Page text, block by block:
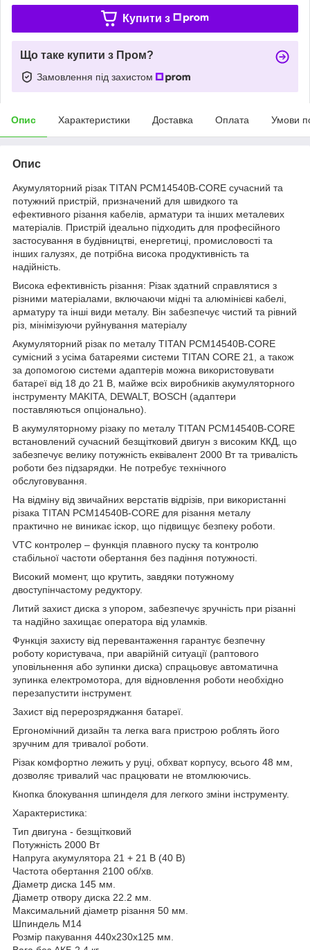
Купити з
Що таке купити з Пром?
Замовлення під захистом
Опис Характеристики Доставка Оплата Умови
Опис
Акумуляторний різак TITAN PCM14540B-CORE сучасний та
потужний пристрій, призначений для швидкого та
ефективного різання кабелів, арматури та інших металевих
матеріалів. Пристрій ідеально підходить для професійного
застосування в будівництві, енергетиці, промисловості та
інших галузях, де потрібна висока продуктивність та
надійність.
Висока ефективність різання: Різак здатний справлятися з
різними матеріалами, включаючи мідні та алюмінієві кабелі,
арматуру та інші види металу. Він забезпечує чистий та рівний
різ, мінімізуючи руйнування матеріалу
Акумуляторний різак по металу TITAN PCM14540B-CORE
сумісний з усіма батареями системи TITAN CORE 21, а також
за допомогою системи адаптерів можна використовувати
батареї від 18 до 21 В, майже всіх виробників акумуляторного
інструменту MAKITA, DEWALT, BOSCH (адаптери
поставляються опціонально).
В акумуляторному різаку по металу TITAN PCM14540B-CORE
встановлений сучасний безщітковий двигун з високим ККД, що
забезпечує велику потужність еквівалент 2000 Вт та тривалість
роботи без підзарядки. Не потребує технічного
обслуговування.
На відміну від звичайних верстатів відрізів, при використанні
різака TITAN PCM14540B-CORE для різання металу
практично не виникає іскор, що підвищує безпеку роботи.
VTC контролер – функція плавного пуску та контролю
стабільної частоти обертання без падіння потужності.
Високий момент, що крутить, завдяки потужному
двоступінчастому редуктору.
Литий захист диска з упором, забезпечує зручність при різанні
та надійно захищає оператора від уламків.
Функція захисту від перевантаження гарантує безпечну
роботу користувача, при аварійній ситуації (раптового
уповільнення або зупинки диска) спрацьовує автоматична
зупинка електромотора, для відновлення роботи необхідно
перезапустити інструмент.
Захист від перерозряджання батареї.
Ергономічний дизайн та легка вага пристрою роблять його
зручним для тривалої роботи.
Різак комфортно лежить у руці, обхват корпусу, всього 48 мм,
дозволяє тривалий час працювати не втомлюючись.
Кнопка блокування шпинделя для легкого зміни інструменту.
Характеристика:
Тип двигуна - безщітковий
Потужність 2000 Вт
Напруга акумулятора 21 + 21 В (40 В)
Частота обертання 2100 об/хв.
Діаметр диска 145 мм.
Діаметр отвору диска 22.2 мм.
Максимальний діаметр різання 50 мм.
Шпиндель М14
Розмір пакування 440х230х125 мм.